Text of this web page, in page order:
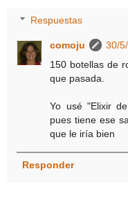
Respuestas
comoju
30/
150 botellas de
que pasada.
Yo usé "Elixir
pues tiene ese
que le iría bien
Responder